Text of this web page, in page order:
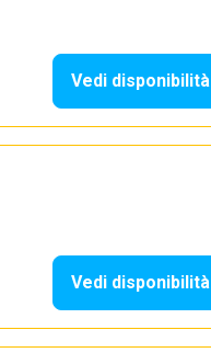
Vedi disponibilità
Vedi disponibilità